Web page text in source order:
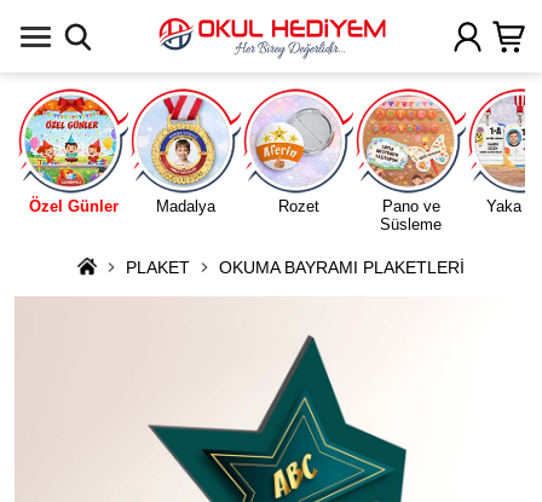
Özel Günler Madalya Rozet
Pano ve
Süsleme
Yaka
PLAKET OKUMA BAYRAMI PLAKETLERİ
Uygulamada Aç